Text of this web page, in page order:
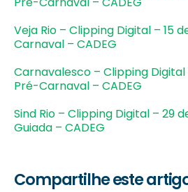
Veja Rio – Clipping Digital – 15
Carnaval – CADEG
Carnavalesco – Clipping Digital
Pré-Carnaval – CADEG
Sind Rio – Clipping Digital – 29
Guiada – CADEG
Compartilhe este